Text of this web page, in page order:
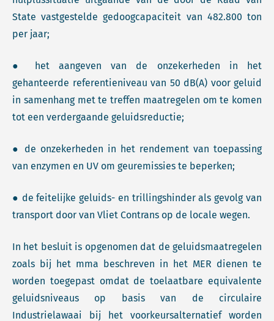
State vastgestelde gedoogcapaciteit van 482.800 ton
per jaar;
● het aangeven van de onzekerheden in het
gehanteerde referentieniveau van 50 dB(A) voor geluid
in samenhang met te treffen maatregelen om te komen
tot een verdergaande geluidsreductie;
● de onzekerheden in het rendement van toepassing
van enzymen en UV om geuremissies te beperken;
● de feitelijke geluids- en trillingshinder als gevolg van
transport door van Vliet Contrans op de locale wegen.
In het besluit is opgenomen dat de geluidsmaatregelen
zoals bij het mma beschreven in het MER dienen te
worden toegepast omdat de toelaatbare equivalente
geluidsniveaus op basis van de circulaire
Industrielawaai bij het voorkeursalternatief worden